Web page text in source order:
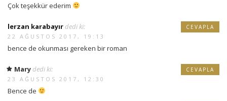
Çok teşekkür ederim
lerzan karabayır dedi ki:
22 AĞUSTOS 2017, 19:13
bence de okunması gereken bir roman
CEVAPLA
Mary dedi ki:
23 AĞUSTOS 2017, 12:30
Bence de
CEVAPLA